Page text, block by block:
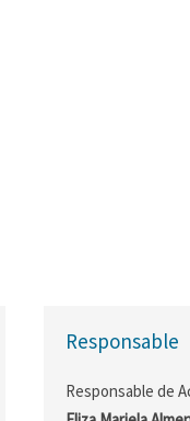
Responsable
Responsable de